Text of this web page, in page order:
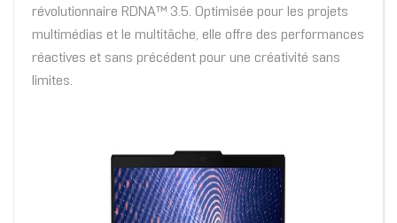
révolutionnaire RDNA™ 3.5. Optimisée pour les projets
multimédias et le multitâche, elle offre des performances
réactives et sans précédent pour une créativité sans
limites.